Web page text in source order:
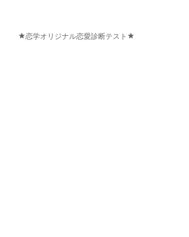
恋学オリジナル恋愛診断テスト